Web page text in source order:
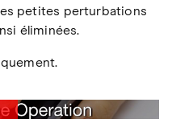
petites perturbations
éliminées.